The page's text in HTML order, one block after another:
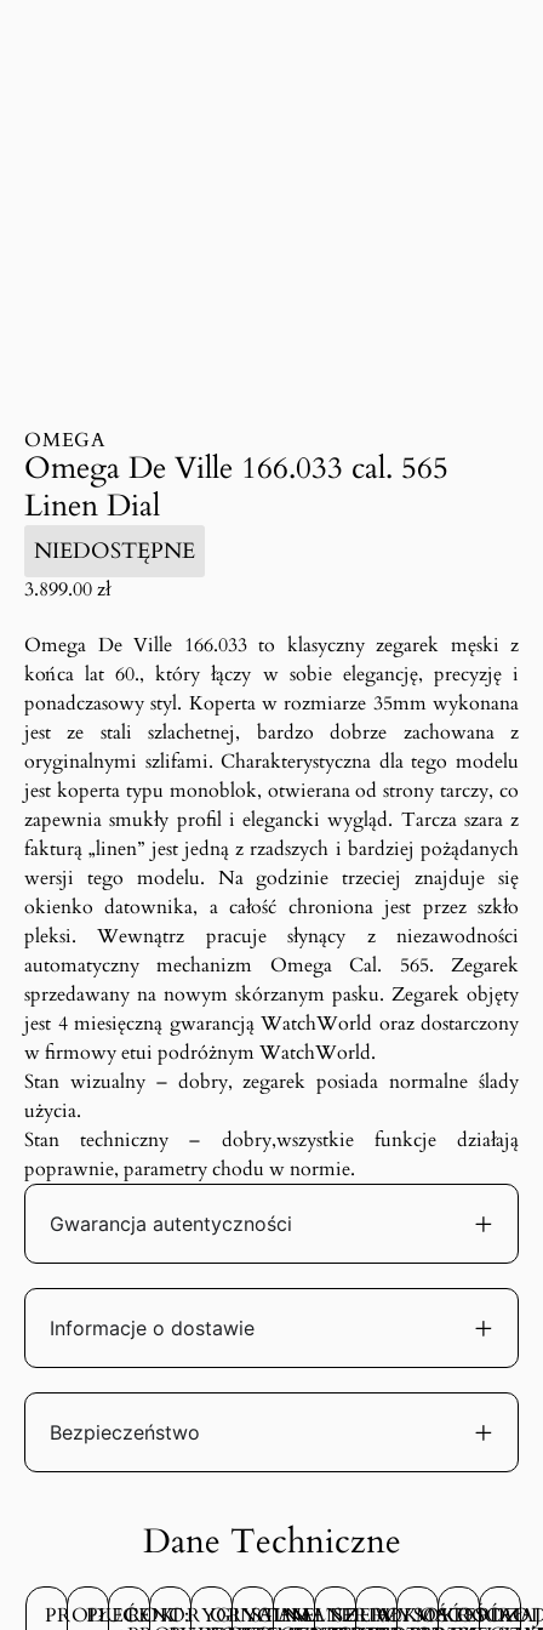
OMEGA
Omega De Ville 166.033 cal. 565
Linen Dial
NIEDOSTĘPNE
3.899.00zł
Omega De Ville 166.033 to klasyczny zegarek męski z
końca lat 60., który łączy w sobie elegancję, precyzję i
ponadczasowy styl. Koperta w rozmiarze 35mm wykonana
jest ze stali szlachetnej, bardzo dobrze zachowana z
oryginalnymi szlifami. Charakterystyczna dla tego modelu
jest koperta typu monoblok, otwierana od strony tarczy, co
zapewnia smukły profil i elegancki wygląd. Tarcza szara z
fakturą „linen” jest jedną z rzadszych i bardziej pożądanych
wersji tego modelu. Na godzinie trzeciej znajduje się
okienko datownika, a całość chroniona jest przez szkło
pleksi. Wewnątrz pracuje słynący z niezawodności
automatyczny mechanizm Omega Cal. 565. Zegarek
sprzedawany na nowym skórzanym pasku. Zegarek objęty
jest 4 miesięczną gwarancją WatchWorld oraz dostarczony
w firmowy etui podróżnym WatchWorld.
Stan wizualny – dobry, zegarek posiada normalne ślady
użycia.
Stan techniczny – dobry,wszystkie funkcje działają
poprawnie, parametry chodu w normie.
Gwarancja autentyczności
Informacje o dostawie
Bezpieczeństwo
Dane Techniczne
PRODUCENT:
PŁEĆ:ROKORYGINALNE
ORYGINALNE
STANMATERIAŁ
SZEROKOŚĆ
WYSOKOŚĆ
MATERIAŁ
RODZAJ